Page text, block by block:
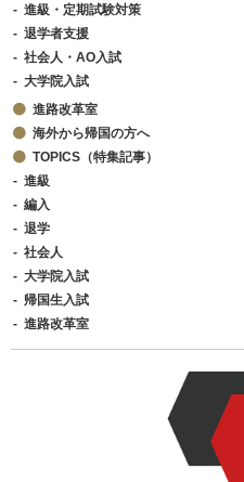
進級・定期試験対策
退学者支援
社会人・AO入試
大学院入試
進路改革室
海外から帰国の方へ
TOPICS（特集記事）
進級
編入
退学
社会人
大学院入試
帰国生入試
進路改革室